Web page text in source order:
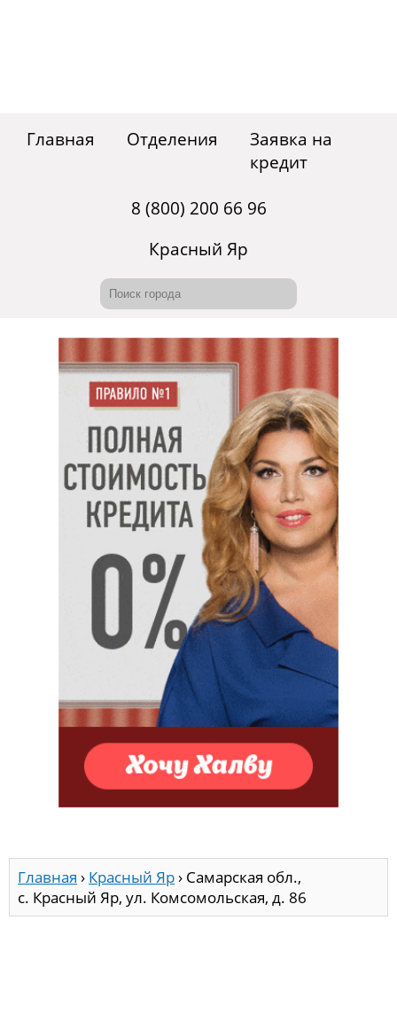
Главная Отделения
Заявка на
кредит
8 (800) 200 66 96
Красный Яр
Главная › Красный Яр› Самарская обл.,
с. Красный Яр, ул. Комсомольская, д. 86